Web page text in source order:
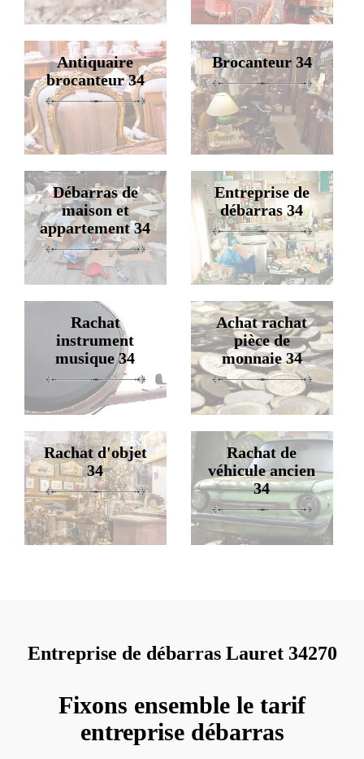
Antiquaire
brocanteur 34
Brocanteur 34
Débarras de
maison et
appartement 34
Entreprise de
débarras 34
Rachat
instrument
musique 34
Achat rachat
pièce de
monnaie 34
Rachat d'objet
34
Rachat de
véhicule ancien
34
Entreprise de débarras Lauret 34270
Fixons ensemble le tarif
entreprise débarras